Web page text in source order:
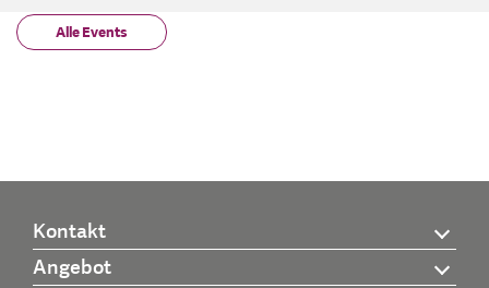
Alle Events
Kontakt
Angebot